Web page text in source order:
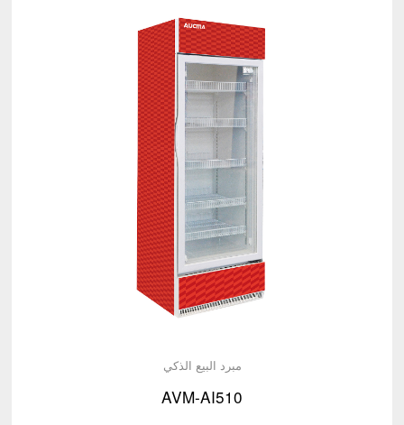
مبرد البيع الذكي
AVM-AI510